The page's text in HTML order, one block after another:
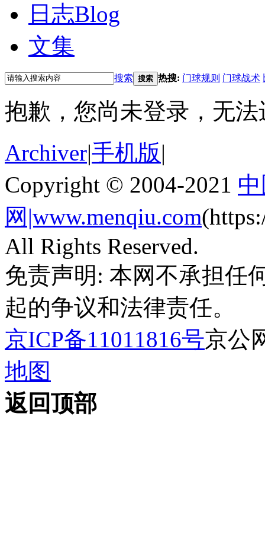
日志Blog
文集
搜索 搜索 热搜: 门球规则 门球战术
抱歉，您尚未登录，无
Archiver|手机版|
Copyright © 2004-2021
网|www.menqiu.com
All Rights Reserved.
免责声明: 本网不承担任
起的争议和法律责任。
京ICP备11011816号京公
地图
返回顶部